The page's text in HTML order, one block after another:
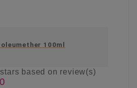
100ml
based on review(s)